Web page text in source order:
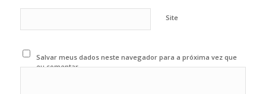
Site
Salvar meus dados neste navegador para a próxima vez que
eu comentar.